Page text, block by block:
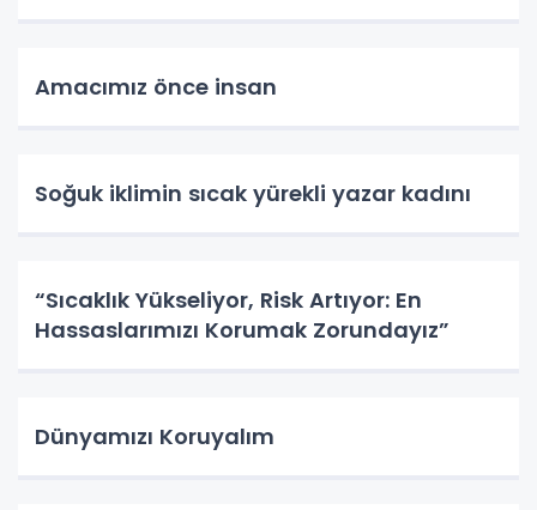
Amacımız önce insan
Soğuk iklimin sıcak yürekli yazar kadını
“Sıcaklık Yükseliyor, Risk Artıyor: En
Hassaslarımızı Korumak Zorundayız”
Dünyamızı Koruyalım